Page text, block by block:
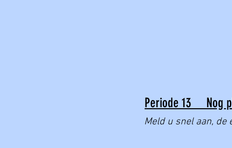
Periode 13 Nog
Meld u snel aan, de